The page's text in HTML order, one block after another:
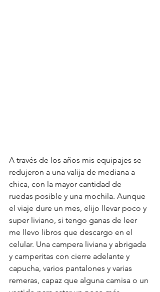
A través de los años mis equipajes se
redujeron a una valija de mediana a
chica, con la mayor cantidad de
ruedas posible y una mochila. Aunque
el viaje dure un mes, elijo llevar poco y
super liviano, si tengo ganas de leer
me llevo libros que descargo en el
celular. Una campera liviana y abrigada
y camperitas con cierre adelante y
capucha, varios pantalones y varias
remeras, capaz que alguna camisa o un